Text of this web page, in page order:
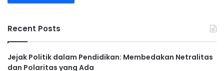
Recent Posts
Jejak Politik dalam Pendidikan: Membedakan Netralitas
dan Polaritas yang Ada